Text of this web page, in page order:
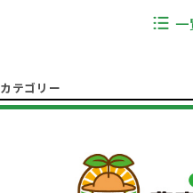
一
カテゴリー